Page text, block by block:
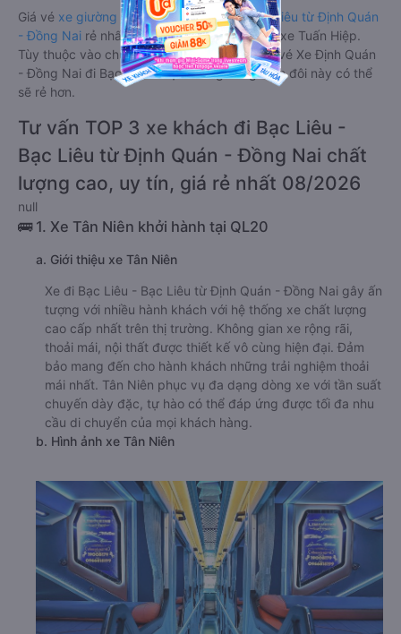
Giá vé xe giường nằm đôi đi Bạc Liêu - Bạc Liêu từ Định Quán
- Đồng Nai rẻ nhất là 330000VND của hãng xe Tuấn Hiệp.
Tùy thuộc vào chương trình khuyến mãi, giá vé Xe Định Quán
- Đồng Nai đi Bạc Liêu - Bạc Liêu giường nằm đôi này có thể
sẽ rẻ hơn.
Tư vấn TOP 3 xe khách đi Bạc Liêu -
Bạc Liêu từ Định Quán - Đồng Nai chất
lượng cao, uy tín, giá rẻ nhất 08/2026
null
🚌 1. Xe Tân Niên khởi hành tại QL20
a. Giới thiệu xe Tân Niên
Xe đi Bạc Liêu - Bạc Liêu từ Định Quán - Đồng Nai gây ấn
tượng với nhiều hành khách với hệ thống xe chất lượng
cao cấp nhất trên thị trường. Không gian xe rộng rãi,
thoải mái, nội thất được thiết kế vô cùng hiện đại. Đảm
bảo mang đến cho hành khách những trải nghiệm thoải
mái nhất. Tân Niên phục vụ đa dạng dòng xe với tần suất
chuyến dày đặc, tự hào có thể đáp ứng được tối đa nhu
cầu di chuyển của mọi khách hàng.
b. Hình ảnh xe Tân Niên